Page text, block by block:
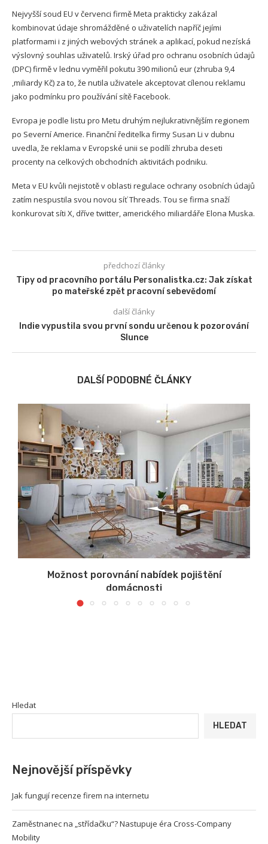
Nejvyšší soud EU v červenci firmě Meta prakticky zakázal
kombinovat údaje shromážděné o uživatelích napříč jejími
platformami i z jiných webových stránek a aplikací, pokud nezíská
výslovný souhlas uživatelů. Irský úřad pro ochranu osobních údajů
(DPC) firmě v lednu vyměřil pokutu 390 milionů eur (zhruba 9,4
,miliardy Kč) za to, že nutila uživatele akceptovat cílenou reklamu
jako podmínku pro používání sítě Facebook.
Evropa je podle listu pro Metu druhým nejlukrativnějším regionem
po Severní Americe. Finanční ředitelka firmy Susan Li v dubnu
uvedla, že reklama v Evropské unii se podílí zhruba deseti
procenty na celkových obchodních aktivitách podniku.
Meta v EU kvůli nejistotě v oblasti regulace ochrany osobních údajů
zatím nespustila svou novou síť Threads. Tou se firma snaží
konkurovat síti X, dříve twitter, amerického miliardáře Elona Muska.
předchozí články
Tipy od pracovního portálu Personalistka.cz: Jak získat
po mateřské zpět pracovní sebevědomí
další články
Indie vypustila svou první sondu určenou k pozorování
Slunce
DALŠÍ PODOBNÉ ČLÁNKY
Možnost porovnání nabídek pojištění
domácnosti
Hledat
HLEDAT
Nejnovější příspěvky
Jak fungují recenze firem na internetu
Zaměstnanec na „střídačku“? Nastupuje éra Cross-Company
Mobility